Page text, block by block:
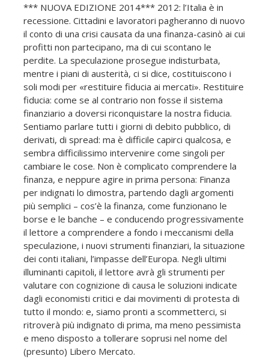
*** NUOVA EDIZIONE 2014*** 2012: l’Italia è in
recessione. Cittadini e lavoratori pagheranno di nuovo
il conto di una crisi causata da una finanza-casinò ai cui
profitti non partecipano, ma di cui scontano le
perdite. La speculazione prosegue indisturbata,
mentre i piani di austerità, ci si dice, costituiscono i
soli modi per «restituire fiducia ai mercati». Restituire
fiducia: come se al contrario non fosse il sistema
finanziario a doversi riconquistare la nostra fiducia.
Sentiamo parlare tutti i giorni di debito pubblico, di
derivati, di spread: ma è difficile capirci qualcosa, e
sembra difficilissimo intervenire come singoli per
cambiare le cose. Non è complicato comprendere la
finanza, e neppure agire in prima persona: Finanza
per indignati lo dimostra, partendo dagli argomenti
più semplici – cos’è la finanza, come funzionano le
borse e le banche – e conducendo progressivamente
il lettore a comprendere a fondo i meccanismi della
speculazione, i nuovi strumenti finanziari, la situazione
dei conti italiani, l’impasse dell’Europa. Negli ultimi
illuminanti capitoli, il lettore avrà gli strumenti per
valutare con cognizione di causa le soluzioni indicate
dagli economisti critici e dai movimenti di protesta di
tutto il mondo: e, siamo pronti a scommetterci, si
ritroverà più indignato di prima, ma meno pessimista
e meno disposto a tollerare soprusi nel nome del
(presunto) Libero Mercato.